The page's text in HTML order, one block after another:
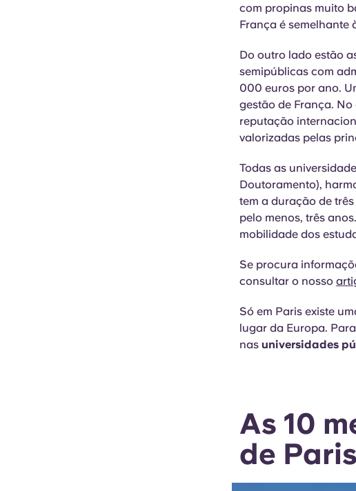
com propinas muito
França é semelhante
Do outro lado estão
semipúblicas com
000 euros por ano.
gestão de França.
reputação
valorizadas pelas
Todas as
Doutoramento),
tem a duração de
pelo menos, três
mobilidade dos
Se procura
consultar o nosso
Só em Paris existe
lugar da Europa.
nas universidades
As 10
de Paris